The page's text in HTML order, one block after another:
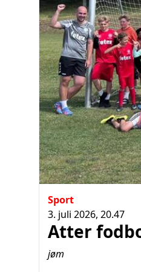
Sport
3. juli 2026, 20.47
Atter
jøm